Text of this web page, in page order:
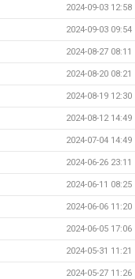
2024-09-03 12:58
2024-09-03 09:54
2024-08-27 08:11
2024-08-20 08:21
2024-08-19 12:30
2024-08-12 14:49
2024-07-04 14:49
2024-06-26 23:11
2024-06-11 08:25
2024-06-06 11:20
2024-06-05 17:06
2024-05-31 11:21
2024-05-27 11:26